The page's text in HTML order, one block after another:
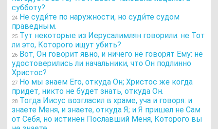
субботу?
24 Не суди́те по наружности, но суди́те судом
праведным.
25 Тут некоторые из Иерусалимлян говорили: не Тот
ли это, Которого ищут убить?
26 Вот, Он говорит явно, и ничего не говорят Ему: не
удостоверились ли начальники, что Он подлинно
Христос?
27 Но мы знаем Его, откуда Он; Христос же когда
придет, никто не будет знать, откуда Он.
28 Тогда Иисус возгласил в храме, уча и говоря: и
знаете Меня, и знаете, откуда Я; и Я пришел не Сам
от Себя, но истинен Пославший Меня, Которого вы